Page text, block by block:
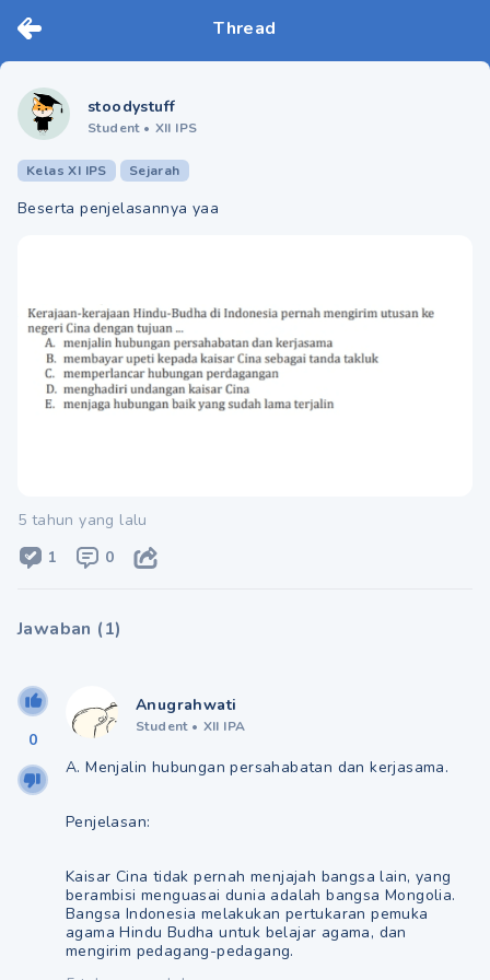
Thread
stoodystuff
Student • XII IPS
Kelas XI IPS Sejarah
Beserta penjelasannya yaa
5 tahun yang lalu
1
0
Jawaban (1)
0
Anugrahwati
Student • XII IPA
A. Menjalin hubungan persahabatan dan kerjasama.
Penjelasan:
Kaisar Cina tidak pernah menjajah bangsa lain, yang
berambisi menguasai dunia adalah bangsa Mongolia.
Bangsa Indonesia melakukan pertukaran pemuka
agama Hindu Budha untuk belajar agama, dan
mengirim pedagang-pedagang.